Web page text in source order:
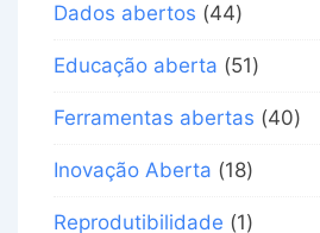
Dados abertos (44)
Educação aberta (51)
Ferramentas abertas (40)
Inovação Aberta (18)
Reprodutibilidade (1)